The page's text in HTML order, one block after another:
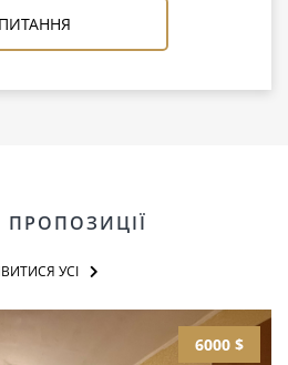
ПРОПОЗИЦІЇ
УСІ
6000 $